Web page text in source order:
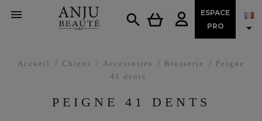


ESPACE
PRO

Accueil Chiens Accessoires Brosserie
Peigne
41 dents
PEIGNE 41 DENTS